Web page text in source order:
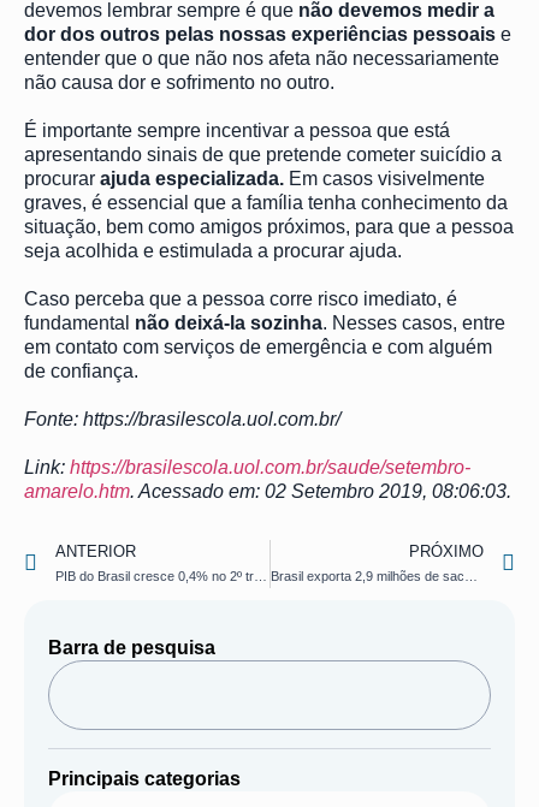
devemos lembrar sempre é que não devemos medir a
dor dos outros pelas nossas experiências pessoais e
entender que o que não nos afeta não necessariamente
não causa dor e sofrimento no outro.
É importante sempre incentivar a pessoa que está
apresentando sinais de que pretende cometer suicídio a
procurar ajuda especializada. Em casos visivelmente
graves, é essencial que a família tenha conhecimento da
situação, bem como amigos próximos, para que a pessoa
seja acolhida e estimulada a procurar ajuda.
Caso perceba que a pessoa corre risco imediato, é
fundamental não deixá-la sozinha. Nesses casos, entre
em contato com serviços de emergência e com alguém
de confiança.
Fonte: https://brasilescola.uol.com.br/
Link: https://brasilescola.uol.com.br/saude/setembro-
amarelo.htm. Acessado em: 02 Setembro 2019, 08:06:03.
ANTERIOR PRÓXIMO
Barra de pesquisa
Principais categorias